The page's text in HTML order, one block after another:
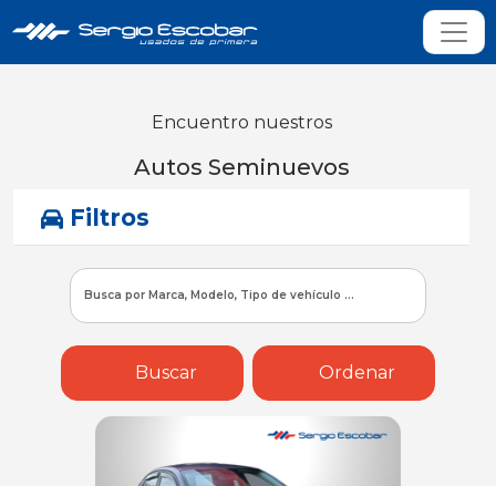
Encuentro nuestros
Autos Seminuevos
Filtros
Buscar Ordenar